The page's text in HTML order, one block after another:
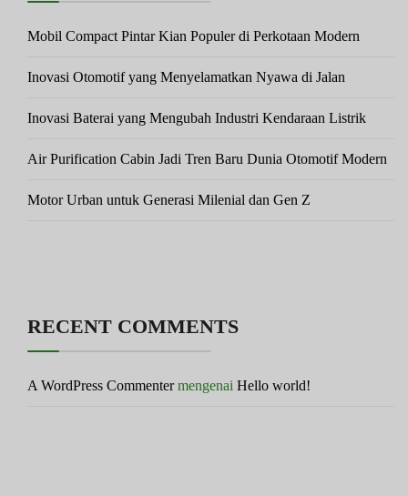
Mobil Compact Pintar Kian Populer di Perkotaan Modern
Inovasi Otomotif yang Menyelamatkan Nyawa di Jalan
Inovasi Baterai yang Mengubah Industri Kendaraan Listrik
Air Purification Cabin Jadi Tren Baru Dunia Otomotif Modern
Motor Urban untuk Generasi Milenial dan Gen Z
RECENT COMMENTS
A WordPress Commentermengenai Hello world!